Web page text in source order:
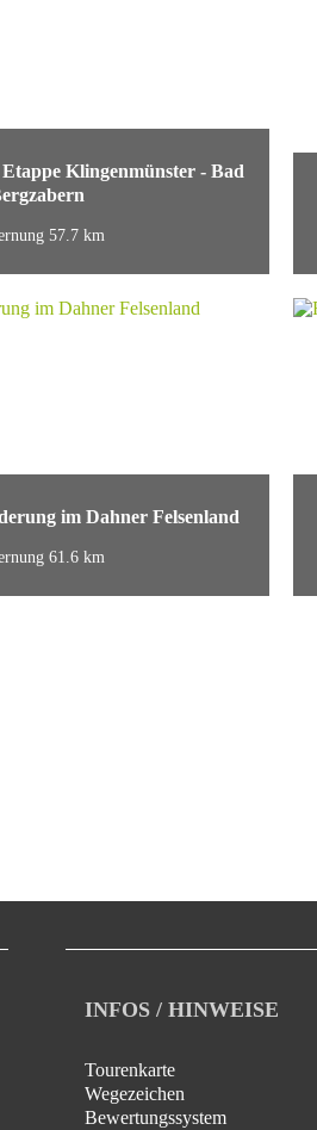
Klingenmünster - Bad
57.7 km
im Dahner Felsenland
61.6 km
INFOS / HINWEISE
Tourenkarte
Wegezeichen
Bewertungssystem